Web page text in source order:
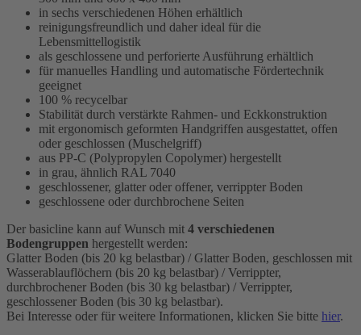
in sechs verschiedenen Höhen erhältlich
reinigungsfreundlich und daher ideal für die
Lebensmittellogistik
als geschlossene und perforierte Ausführung erhältlich
für manuelles Handling und automatische Fördertechnik
geeignet
100 % recycelbar
Stabilität durch verstärkte Rahmen- und Eckkonstruktion
mit ergonomisch geformten Handgriffen ausgestattet, offen
oder geschlossen (Muschelgriff)
aus PP-C (Polypropylen Copolymer) hergestellt
in grau, ähnlich RAL 7040
geschlossener, glatter oder offener, verrippter Boden
geschlossene oder durchbrochene Seiten
Der basicline kann auf Wunsch mit 4 verschiedenen
Bodengruppen hergestellt werden:
Glatter Boden (bis 20 kg belastbar) / Glatter Boden, geschlossen mit
Wasserablauflöchern (bis 20 kg belastbar) / Verrippter,
durchbrochener Boden (bis 30 kg belastbar) / Verrippter,
geschlossener Boden (bis 30 kg belastbar).
Bei Interesse oder für weitere Informationen, klicken Sie bitte hier.